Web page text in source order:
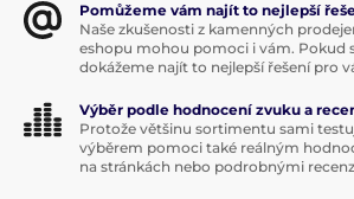
Pomůžeme vám najít to nejlepší
Naše zkušenosti z kamenných
eshopu mohou pomoci i vám. Pokud
dokážeme najít to nejlepší řešení pro
Výběr podle hodnocení zvuku a
Protože většinu sortimentu sami
výběrem pomoci také reálným
na stránkách nebo podrobnými